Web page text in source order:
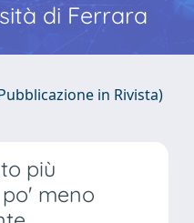
di Ferrara
in Rivista)
più
meno